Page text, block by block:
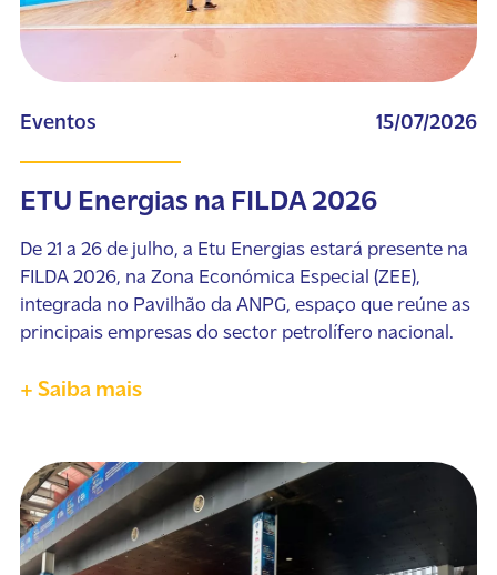
Eventos 15/07/2026
ETU Energias na FILDA 2026
De 21 a 26 de julho, a Etu Energias estará presente na
FILDA 2026, na Zona Económica Especial (ZEE),
integrada no Pavilhão da ANPG, espaço que reúne as
principais empresas do sector petrolífero nacional.
+ Saiba mais